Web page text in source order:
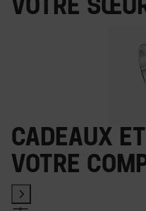
votre
Cadeaux
votre